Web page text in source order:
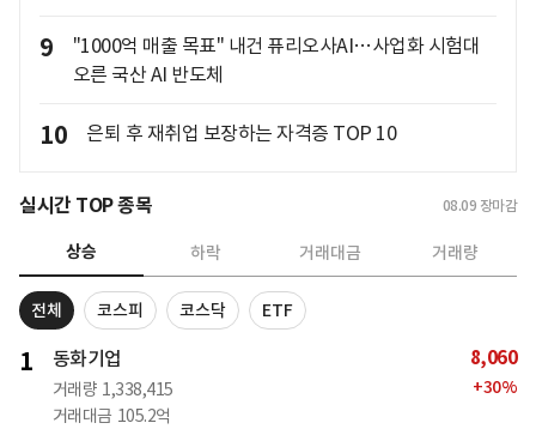
9
"1000억 매출 목표" 내건 퓨리오사AI…사업화 시험대
오른 국산 AI 반도체
10 은퇴 후 재취업 보장하는 자격증 TOP 10
실시간 TOP 종목 08.09 장마감
상승 하락 거래대금 거래량
전체 코스피 코스닥 ETF
1 동화기업
거래량 1,338,415
거래대금 105.2억
8,060
+30%